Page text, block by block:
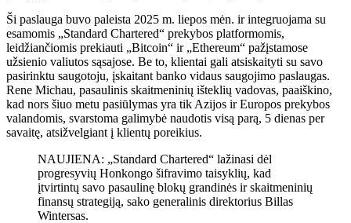
Ši paslauga buvo paleista 2025 m. liepos mėn. ir integruojama su
esamomis „Standard Chartered“ prekybos platformomis,
leidžiančiomis prekiauti „Bitcoin“ ir „Ethereum“ pažįstamose
užsienio valiutos sąsajose. Be to, klientai gali atsiskaityti su savo
pasirinktu saugotoju, įskaitant banko vidaus saugojimo paslaugas.
Rene Michau, pasaulinis skaitmeninių išteklių vadovas, paaiškino,
kad nors šiuo metu pasiūlymas yra tik Azijos ir Europos prekybos
valandomis, svarstoma galimybė naudotis visą parą, 5 dienas per
savaitę, atsižvelgiant į klientų poreikius.
NAUJIENA: „Standard Chartered“ lažinasi dėl
progresyvių Honkongo šifravimo taisyklių, kad
įtvirtintų savo pasaulinę blokų grandinės ir skaitmeninių
finansų strategiją, sako generalinis direktorius Billas
Wintersas.